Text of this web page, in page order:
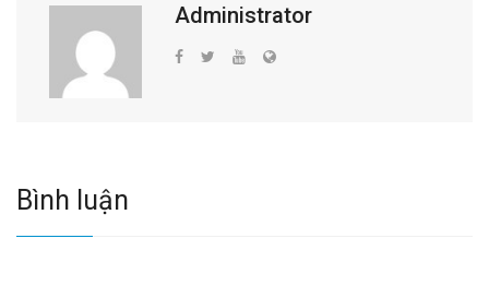
Administrator
Bình luận